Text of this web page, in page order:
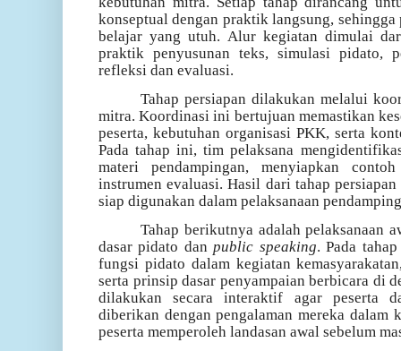
konseptual dengan praktik langsung, sehingga
belajar yang utuh. Alur kegiatan dimulai
praktik penyusunan teks, simulasi pidato,
refleksi dan evaluasi.
Tahap persiapan dilakukan melalui
mitra. Koordinasi ini bertujuan memastikan
peserta, kebutuhan organisasi PKK, serta
Pada tahap ini, tim pelaksana
materi pendampingan, menyiapkan
instrumen evaluasi. Hasil dari tahap
siap digunakan dalam pelaksanaan
Tahap berikutnya adalah pelaksanaan
dasar pidato danpublic speaking. Pada
fungsi pidato dalam kegiatan
serta prinsip dasar penyampaian berbicara di
dilakukan secara interaktif agar peserta
diberikan dengan pengalaman mereka dalam
peserta memperoleh landasan awal sebelum